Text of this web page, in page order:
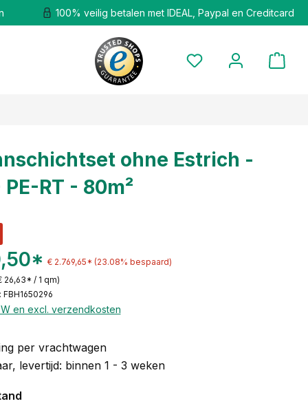
100% veilig betalen met IDEAL, Paypal en Creditcard
ohne Estrich -
PE-RT - 80m²
€ 2.769,65* (23.08% bespaard)
26,63* / 1 qm)
en excl. verzendkosten
per vrachtwagen
levertijd: binnen 1 - 3 weken